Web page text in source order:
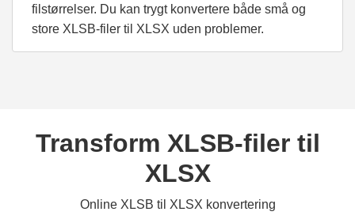
filstørrelser. Du kan trygt konvertere både små og
store XLSB-filer til XLSX uden problemer.
Transform XLSB-filer til
XLSX
Online XLSB til XLSX konvertering